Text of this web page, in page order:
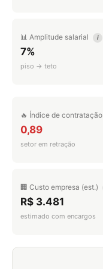
📊 Amplitude salarial i
7%
piso → teto
🔥 Índice de contratação
0,89
setor em retração
🏢 Custo empresa (est.)
R$ 3.481
estimado com encargos